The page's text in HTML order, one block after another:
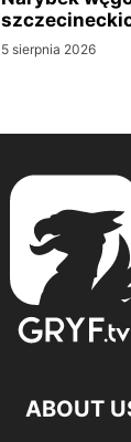
5 sierpnia 2026
ABOUT